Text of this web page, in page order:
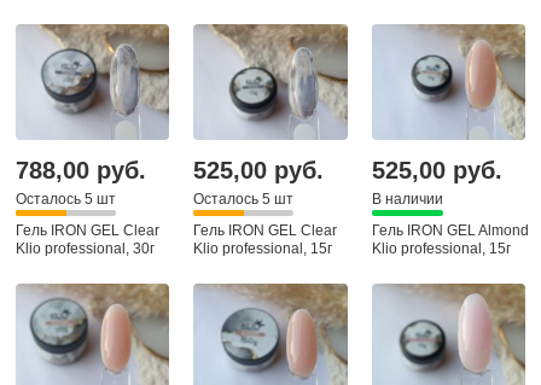
788,00 руб.
Осталось 5 шт
Гель IRON GEL Clear
Klio professional, 30г
525,00 руб.
Осталось 5 шт
Гель IRON GEL Clear
Klio professional, 15г
525,00 руб.
В наличии
Гель IRON GEL Almond
Klio professional, 15г